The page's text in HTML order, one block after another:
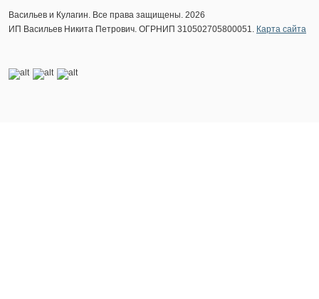
Васильев и Кулагин. Все права защищены. 2026
ИП Васильев Никита Петрович. ОГРНИП 310502705800051. Карта сайта